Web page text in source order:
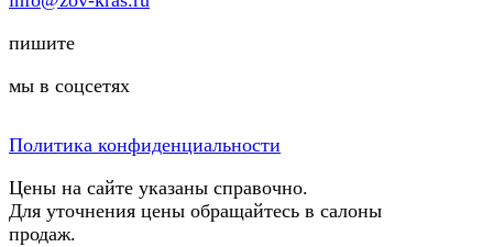
пишите
мы в соцсетях
Политика конфиденциальности
Цены на сайте указаны справочно.
Для уточнения цены обращайтесь в салоны
продаж.